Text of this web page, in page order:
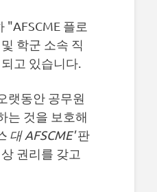
"AFSCME 플로
학군 소속 직
고 있습니다.
랫동안 공무원
는 것을 보호해
대 AFSCME'판
권리를 갖고